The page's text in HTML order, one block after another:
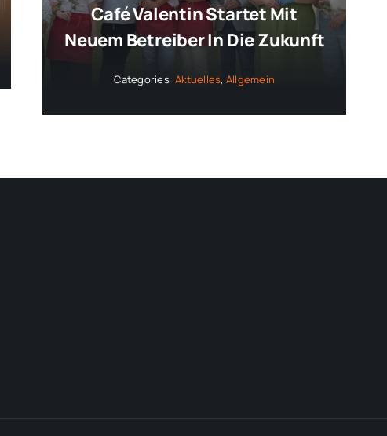
Café Valentin Startet Mit
Neuem Betreiber In Die Zukunft
Categories:Aktuelles, Allgemein